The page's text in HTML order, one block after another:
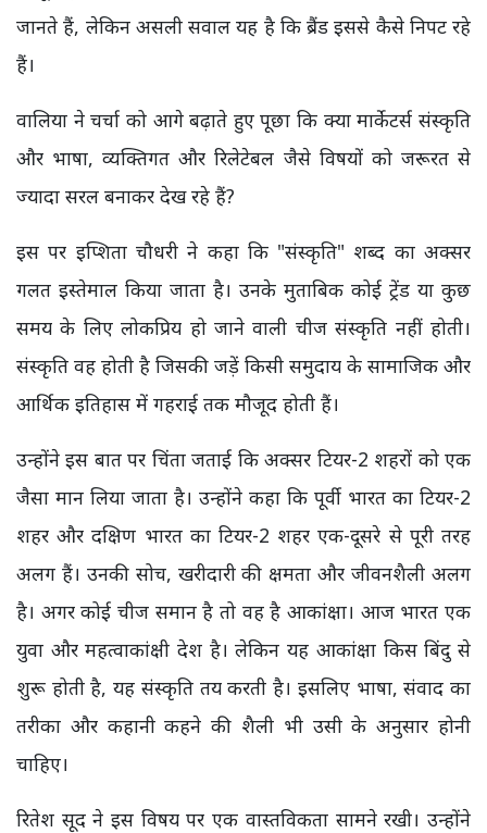
जानते हैं, लेकिन असली सवाल यह है कि ब्रैंड इससे कैसे निपट रहे
हैं।
वालिया ने चर्चा को आगे बढ़ाते हुए पूछा कि क्या मार्केटर्स संस्कृति
और भाषा, व्यक्तिगत और रिलेटेबल जैसे विषयों को जरूरत से
ज्यादा सरल बनाकर देख रहे हैं?
इस पर इप्शिता चौधरी ने कहा कि "संस्कृति" शब्द का अक्सर
गलत इस्तेमाल किया जाता है। उनके मुताबिक कोई ट्रेंड या कुछ
समय के लिए लोकप्रिय हो जाने वाली चीज संस्कृति नहीं होती।
संस्कृति वह होती है जिसकी जड़ें किसी समुदाय के सामाजिक और
आर्थिक इतिहास में गहराई तक मौजूद होती हैं।
उन्होंने इस बात पर चिंता जताई कि अक्सर टियर-2 शहरों को एक
जैसा मान लिया जाता है। उन्होंने कहा कि पूर्वी भारत का टियर-2
शहर और दक्षिण भारत का टियर-2 शहर एक-दूसरे से पूरी तरह
अलग हैं। उनकी सोच, खरीदारी की क्षमता और जीवनशैली अलग
है। अगर कोई चीज समान है तो वह है आकांक्षा। आज भारत एक
युवा और महत्वाकांक्षी देश है। लेकिन यह आकांक्षा किस बिंदु से
शुरू होती है, यह संस्कृति तय करती है। इसलिए भाषा, संवाद का
तरीका और कहानी कहने की शैली भी उसी के अनुसार होनी
चाहिए।
रितेश सूद ने इस विषय पर एक वास्तविकता सामने रखी। उन्होंने